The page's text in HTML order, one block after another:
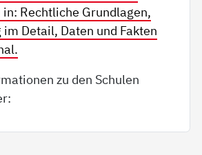
Rechtliche Grundlagen,
Detail, Daten und Fakten
zu den Schulen